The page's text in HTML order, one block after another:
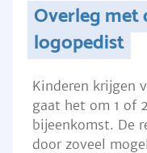
Overleg met
logopedist
Kinderen krijgen
gaat het om 1 of
bijeenkomst. De
door zoveel